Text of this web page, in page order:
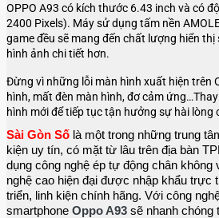
OPPO A93 có kích thước 6.43 inch và có
2400 Pixels). Máy sử dụng tấm nền
game đều sẽ mang đến chất lượng hiển
hình ảnh chi tiết hơn.
Đừng vì những lỗi màn hình xuất hiện trên
hình, mất đèn màn hình, đơ cảm
hình mới để tiếp tục tận hưởng sự hài lòng
Sài Gòn Số là một trong những trung
kiện uy tín, có mặt từ lâu trên địa bàn
dụng công nghệ ép tự động chân
nghệ cao hiện đại được nhập khẩu trực
triển, linh kiện chính hãng. Với công
smartphone Oppo A93 sẽ nhanh